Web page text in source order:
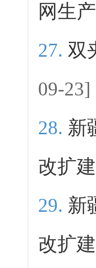
网生
双
09-23]
新
改扩
新
改扩